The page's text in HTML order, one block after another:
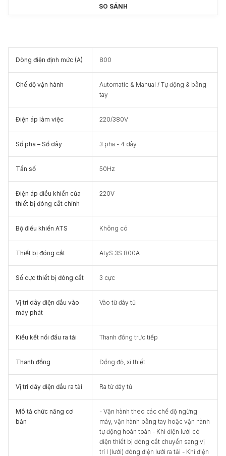
SO SÁNH
Dòng điện định mức (A) 800
Chế độ vận hành
Automatic & Manual / Tự động & bằng
tay
Điện áp làm việc 220/380V
Số pha – Số dây 3 pha - 4 dây
Tần số 50Hz
Điện áp điều khiển của
thiết bị đóng cắt chính
220V
Bộ điều khiển ATS Không có
Thiết bị đóng cắt AtyS 3S 800A
Số cực thiết bị đóng cắt 3 cực
Vị trí dây điện đầu vào
máy phát
Vào từ đáy tủ
Kiểu kết nối đầu ra tải Thanh đồng trực tiếp
Thanh đồng Đồng đỏ, xi thiết
Vị trí dây điện đầu ra tải Ra từ đáy tủ
Mô tả chức năng cơ
bản
- Vận hành theo các chế độ ngừng
máy, vận hành bằng tay hoặc vận hành
tự động hoàn toàn - Khi điện lưới có
điện thiết bị đóng cắt chuyển sang vị
trí I (lưới) đóng điện lưới ra tải - Khi điện